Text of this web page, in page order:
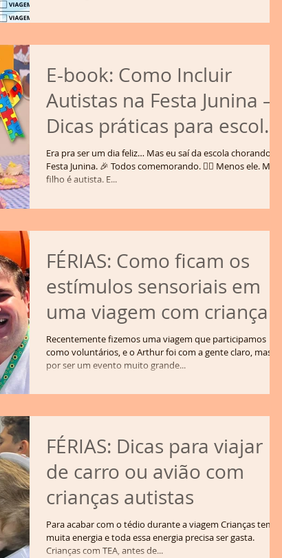
E-book: Como Incluir
Autistas na Festa Junina –
Dicas práticas para escolas
e famílias
Era pra ser um dia feliz… Mas eu saí da escola chorando. 😔
Festa Junina. 🎉 Todos comemorando. 🙅‍♂ Menos ele. Meu
filho é autista. E...
FÉRIAS: Como ficam os
estímulos sensoriais em
uma viagem com crianças
com TEA?
Recentemente fizemos uma viagem que participamos
como voluntários, e o Arthur foi com a gente claro, mas
por ser um evento muito grande...
FÉRIAS: Dicas para viajar
de carro ou avião com
crianças autistas
Para acabar com o tédio durante a viagem Crianças tem
muita energia e toda essa energia precisa ser gasta.
Crianças com TEA, antes de...